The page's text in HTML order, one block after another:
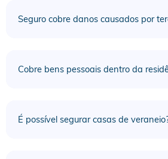
Seguro cobre danos causados por
Cobre bens pessoais dentro da
É possível segurar casas de